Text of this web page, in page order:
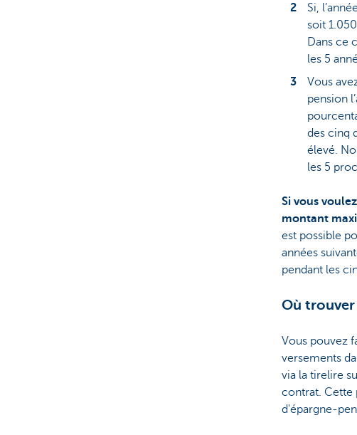
Si,
soit
Dans ce
les 5
Vous
pension
des cinq
élevé.
les 5
Si vous
montant
est possible
années
pendant les
Où
Vous pouvez
versements
via la tirelire
contrat. Cette
d'épargne-